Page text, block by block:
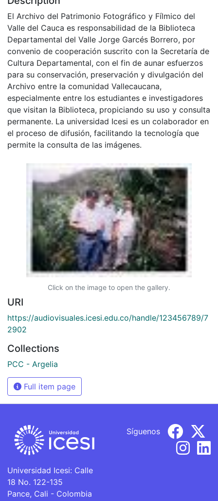
El Archivo del Patrimonio Fotográfico y Fílmico del
Valle del Cauca es responsabilidad de la Biblioteca
Departamental del Valle Jorge Garcés Borrero, por
convenio de cooperación suscrito con la Secretaría de
Cultura Departamental, con el fin de aunar esfuerzos
para su conservación, preservación y divulgación del
Archivo entre la comunidad Vallecaucana,
especialmente entre los estudiantes e investigadores
que visitan la Biblioteca, propiciando su uso y consulta
permanente. La universidad Icesi es un colaborador en
el proceso de difusión, facilitando la tecnología que
permite la consulta de las imágenes.
Click on the image to open the gallery.
URI
https://audiovisuales.icesi.edu.co/handle/123456789/7
2902
Collections
PCC - Argelia
Full item page
Universidad Icesi: Calle
18 No. 122-135
Pance, Cali - Colombia
Síguenos